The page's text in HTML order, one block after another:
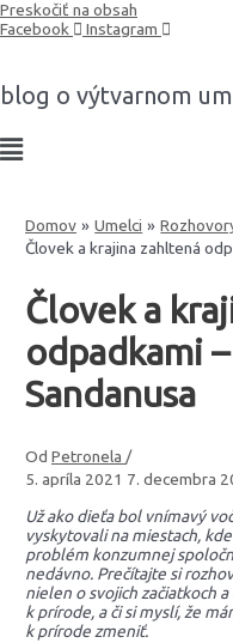
Preskočiť na obsah
Facebook
Instagram
blog o výtvarnom
Domov Umelci
Človek a krajina zahltená
Človek a
odpadkami
Sandanusa
Od Petronela /
5. apríla 2021 7. decembra
Už ako dieťa bol vnímavý
vyskytovali na miestach,
problém konzumnej
nedávno. Prečítajte si
nielen o svojich začiatkoch
k prírode, a či si myslí, že
k prírode zmeniť.